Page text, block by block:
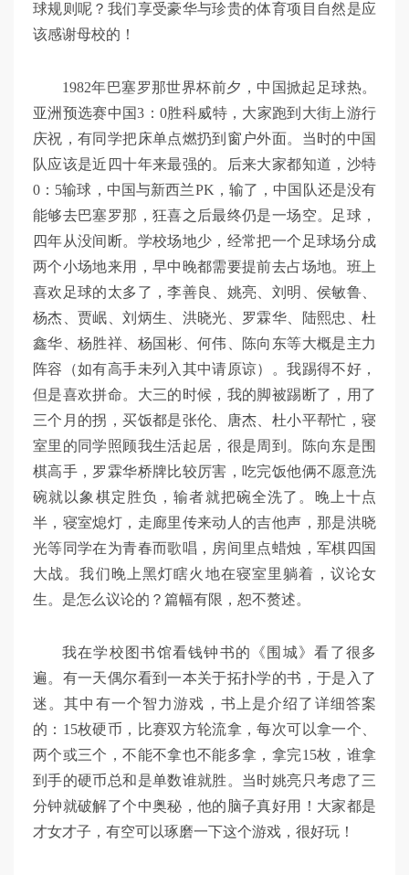
球规则呢？我们享受豪华与珍贵的体育项目自然是应
该感谢母校的！
1982年巴塞罗那世界杯前夕，中国掀起足球热。
亚洲预选赛中国3：0胜科威特，大家跑到大街上游行
庆祝，有同学把床单点燃扔到窗户外面。当时的中国
队应该是近四十年来最强的。后来大家都知道，沙特
0：5输球，中国与新西兰PK，输了，中国队还是没有
能够去巴塞罗那，狂喜之后最终仍是一场空。足球，
四年从没间断。学校场地少，经常把一个足球场分成
两个小场地来用，早中晚都需要提前去占场地。班上
喜欢足球的太多了，李善良、姚亮、刘明、侯敏鲁、
杨杰、贾岷、刘炳生、洪晓光、罗霖华、陆熙忠、杜
鑫华、杨胜祥、杨国彬、何伟、陈向东等大概是主力
阵容（如有高手未列入其中请原谅）。我踢得不好，
但是喜欢拼命。大三的时候，我的脚被踢断了，用了
三个月的拐，买饭都是张伦、唐杰、杜小平帮忙，寝
室里的同学照顾我生活起居，很是周到。陈向东是围
棋高手，罗霖华桥牌比较厉害，吃完饭他俩不愿意洗
碗就以象棋定胜负，输者就把碗全洗了。晚上十点
半，寝室熄灯，走廊里传来动人的吉他声，那是洪晓
光等同学在为青春而歌唱，房间里点蜡烛，军棋四国
大战。我们晚上黑灯瞎火地在寝室里躺着，议论女
生。是怎么议论的？篇幅有限，恕不赘述。
我在学校图书馆看钱钟书的《围城》看了很多
遍。有一天偶尔看到一本关于拓扑学的书，于是入了
迷。其中有一个智力游戏，书上是介绍了详细答案
的：15枚硬币，比赛双方轮流拿，每次可以拿一个、
两个或三个，不能不拿也不能多拿，拿完15枚，谁拿
到手的硬币总和是单数谁就胜。当时姚亮只考虑了三
分钟就破解了个中奥秘，他的脑子真好用！大家都是
才女才子，有空可以琢磨一下这个游戏，很好玩！